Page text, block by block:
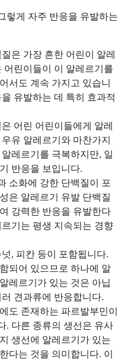
렇게 자주 반응을 유발하는
은 가장 흔한 어린이 알레
어린이들이 이 알레르기를
서도 계속 가지고 있습니
유발하는 데 특히 효과적
어린 어린이들에게 알레
유 알레르기와 마찬가지
레르기를 극복하지만, 일
반응을 보입니다.
소화에 강한 단백질이 포
은 알레르기 유발 단백질
강력한 반응을 유발한다
기는 평생 지속되는 경향
, 피칸 등이 포함됩니다.
되어 있으므로 하나에 알
레르기가 있는 것은 아닙
견과류에 반응합니다.
도 존재하는 파르발부민이
. 다른 종류의 생선은 유사
생선에 알레르기가 있는
다는 것을 의미합니다. 이